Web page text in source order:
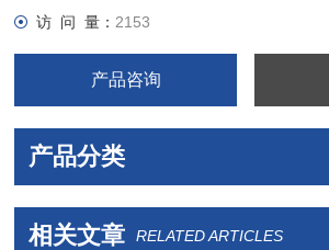
访 问 量： 2153
产品咨询
产品分类
相关文章 RELATED ARTICLES